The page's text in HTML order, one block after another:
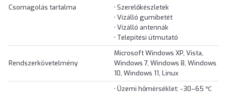
Csomagolás tartalma
• Szerelőkészletek
• Vízálló gumibetét
• Vízálló antennák
• Telepítési útmutató
Rendszerkövetelmény
Microsoft Windows XP, Vista,
Windows 7, Windows 8, Windows
10, Windows 11, Linux
• Üzemi hőmérséklet: -30–65 ℃